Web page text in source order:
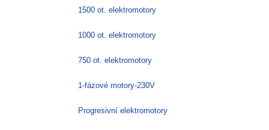
1500 ot. elektromotory
1000 ot. elektromotory
750 ot. elektromotory
1-fázové motory-230V
Progresivní elektromotory